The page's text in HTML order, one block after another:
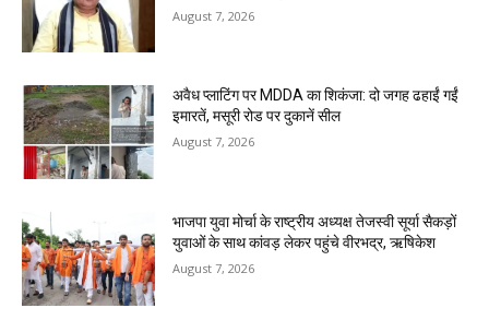
August 7, 2026
अवैध प्लाटिंग पर MDDA का शिकंजा: दो जगह ढहाईं गईं
इमारतें, मसूरी रोड पर दुकानें सील
August 7, 2026
भाजपा युवा मोर्चा के राष्ट्रीय अध्यक्ष तेजस्वी सूर्या सैकड़ों
युवाओं के साथ कांवड़ लेकर पहुंचे वीरभद्र, ऋषिकेश
August 7, 2026